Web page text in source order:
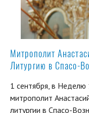
Митрополит
Литургию в Спасо-
1 сентября, в
митрополит
литургии в Спасо-